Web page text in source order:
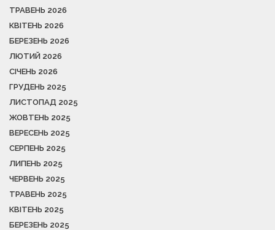
ТРАВЕНЬ 2026
КВІТЕНЬ 2026
БЕРЕЗЕНЬ 2026
ЛЮТИЙ 2026
СІЧЕНЬ 2026
ГРУДЕНЬ 2025
ЛИСТОПАД 2025
ЖОВТЕНЬ 2025
ВЕРЕСЕНЬ 2025
СЕРПЕНЬ 2025
ЛИПЕНЬ 2025
ЧЕРВЕНЬ 2025
ТРАВЕНЬ 2025
КВІТЕНЬ 2025
БЕРЕЗЕНЬ 2025